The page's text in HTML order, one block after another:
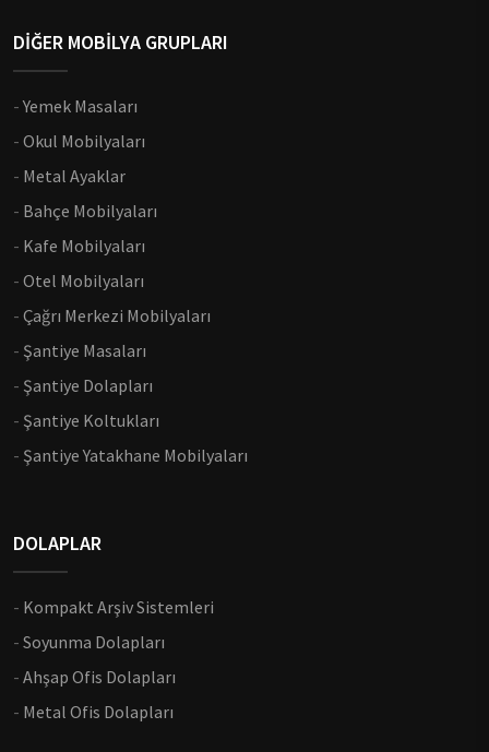
DİĞER MOBİLYA GRUPLARI
-Yemek Masaları
- Okul Mobilyaları
- Metal Ayaklar
- Bahçe Mobilyaları
- Kafe Mobilyaları
- Otel Mobilyaları
- Çağrı Merkezi Mobilyaları
- Şantiye Masaları
- Şantiye Dolapları
- Şantiye Koltukları
- Şantiye Yatakhane Mobilyaları
DOLAPLAR
- Kompakt Arşiv Sistemleri
- Soyunma Dolapları
- Ahşap Ofis Dolapları
- Metal Ofis Dolapları